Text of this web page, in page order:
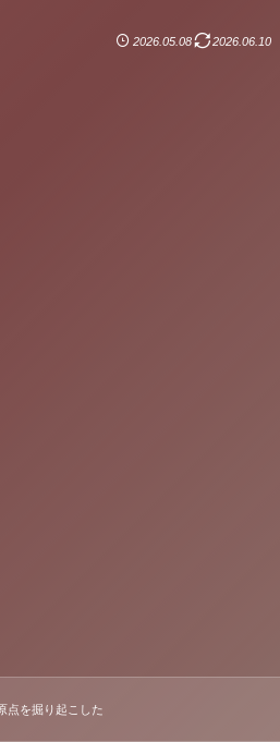
2026.05.08 2026.06.10
点を掘り起こした